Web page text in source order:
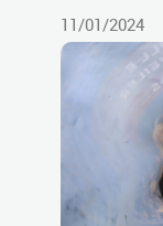
11/01/2024